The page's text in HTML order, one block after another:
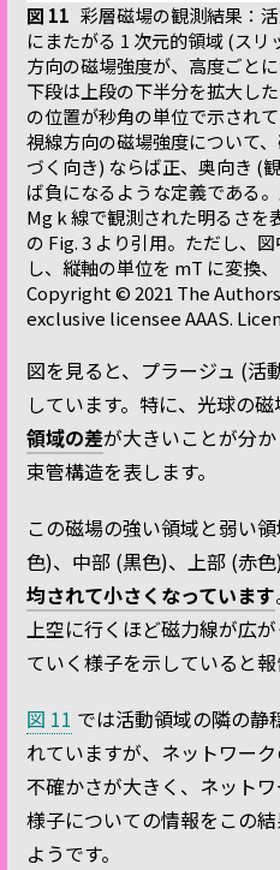
図 11 彩層磁場の観測結果：
にまたがる 1 次元的領域 (ス
方向の磁場強度が、高度ごと
下段は上段の下半分を拡大し
の位置が秒角の単位で示されて
視線方向の磁場強度について
づく向き) ならば正、奥向き (
ば負になるような定義である
Mg k 線で観測された明るさを
の Fig. 3 より引用。ただし、
し、縦軸の単位を mT に変換
Copyright © 2021 The
exclusive licensee AAAS.
図を見ると、プラージュ (活
しています。特に、光球の
領域の差が大きいことが分
束管構造を表します。
この磁場の強い領域と弱い
色)、中部 (黒色)、上部 (赤
均されて小さくなっています
上空に行くほど磁力線が広
ていく様子を示していると報
図 11 では活動領域の隣の静
れていますが、ネットワー
不確かさが大きく、ネット
様子についての情報をこの
ようです。